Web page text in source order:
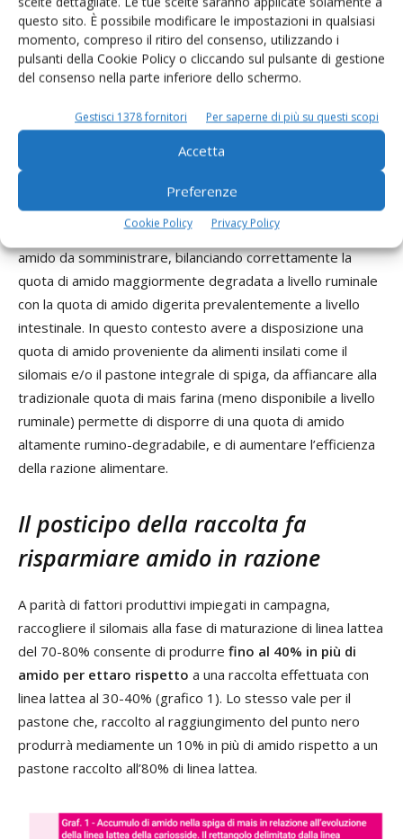
questo sito. È possibile modificare le impostazioni in qualsiasi
momento, compreso il ritiro del consenso, utilizzando i
pulsanti della Cookie Policy o cliccando sul pulsante di gestione
del consenso nella parte inferiore dello schermo.
Gestisci 1378 fornitori Per saperne di più su questi scopi
Accetta
Preferenze
Cookie Policy Privacy Policy
qualitativi. Per questo motivo è fondamentale disporre di
alimenti ad alto valore nutritivo, per formulare diete ad alta
densità energetica che permettano di massimizzare la
ingrasso. In questo contesto, l’amido è il principale
nutriente utilizzato nelle diete dei vitelloni
grazie all’elevato apporto energetico. Per massimizzare
l’efficienza di utilizzazione dell’amido nelle razioni da
ingrasso occorre tenere conto di diversi fattori. In primo
luogo, è fondamentale scegliere accuratamente le fonti di
amido da somministrare, bilanciando correttamente la
quota di amido maggiormente degradata a livello ruminale
con la quota di amido digerita prevalentemente a livello
intestinale. In questo contesto avere a disposizione una
quota di amido proveniente da alimenti insilati come il
silomais e/o il pastone integrale di spiga, da affiancare alla
tradizionale quota di mais farina (meno disponibile a livello
ruminale) permette di disporre di una quota di amido
altamente rumino-degradabile, e di aumentare l’efficienza
della razione alimentare.
Il posticipo della raccolta fa
risparmiare amido in razione
A parità di fattori produttivi impiegati in campagna,
raccogliere il silomais alla fase di maturazione di linea lattea
del 70-80% consente di produrre fino al 40% in più di
amido per ettaro rispetto a una raccolta effettuata con
linea lattea al 30-40% (grafico 1). Lo stesso vale per il
pastone che, raccolto al raggiungimento del punto nero
produrrà mediamente un 10% in più di amido rispetto a un
pastone raccolto all’80% di linea lattea.